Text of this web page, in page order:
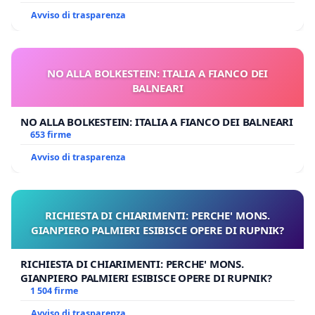
aspetti fondamentali della festa, nel tentativo di
rendere ancora migliore un momento
Firma la petizione anche tu per lo svolgimento della
processione del Venerdi Santo Barrese.
Non sei un Barrese se leggendo tutto ciò non hai
Grazie di cuore a chi lo farà..❤️
Avviso di trasparenza
NO ALLA BOLKESTEIN: ITALIA A FIANCO DEI
BALNEARI
NO ALLA BOLKESTEIN: ITALIA A FIANCO DEI BALNEARI
653 firme
Avviso di trasparenza
RICHIESTA DI CHIARIMENTI: PERCHE' MONS.
GIANPIERO PALMIERI ESIBISCE OPERE DI RUPNIK?
RICHIESTA DI CHIARIMENTI: PERCHE' MONS.
GIANPIERO PALMIERI ESIBISCE OPERE DI RUPNIK?
1 504 firme